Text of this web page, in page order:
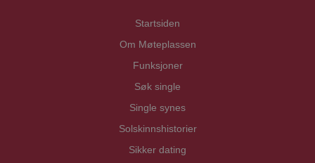
Startsiden
Om Møteplassen
Funksjoner
Søk single
Single synes
Solskinnshistorier
Sikker dating